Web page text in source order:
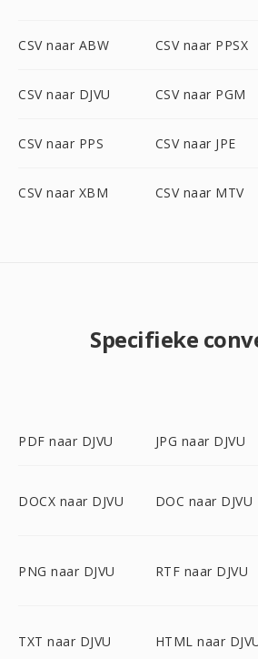
CSV naar ABW CSV naar PPSX
CSV naar DJVU CSV naar PGM
CSV naar PPS CSV naar JPE
CSV naar XBM CSV naar MTV
Specifieke
PDF naar DJVU JPG naar DJVU
DOCX naar DJVU DOC naar DJVU
PNG naar DJVU RTF naar DJVU
TXT naar DJVU HTML naar